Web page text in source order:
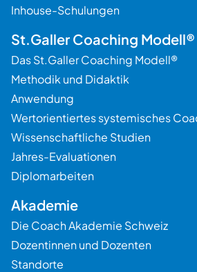
Inhouse-Schulungen
St.Galler Coaching Modell®
Das St.Galler Coaching Modell®
Methodik und Didaktik
Anwendung
Wertorientiertes systemisches
Wissenschaftliche Studien
Jahres-Evaluationen
Diplomarbeiten
Akademie
Die Coach Akademie Schweiz
Dozentinnen und Dozenten
Standorte